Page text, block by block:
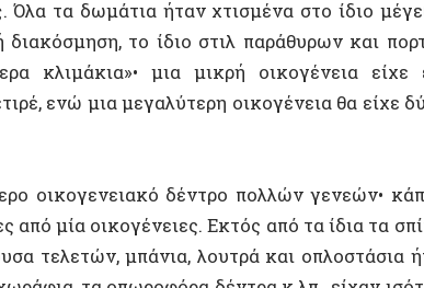
δέντρο πολλών γενεών• κάποια
οικογένειες. Εκτός από τα ίδια τα σπίτια,
μπάνια, λουτρά και οπλοστάσια ήταν
τα οπωροφόρα δέντρα κ.λπ., είχαν ισότιμη
του λαού»• εκείνη την εποχή σε ένα
Κάθε μικρή οικογένεια είχε τη δική
διατηρούσε την ιδιωτικότητά του πίσω από